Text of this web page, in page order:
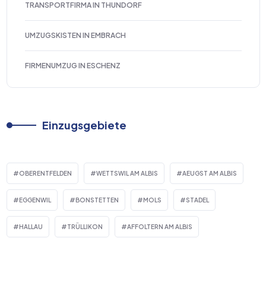
TRANSPORTFIRMA IN THUNDORF
UMZUGSKISTEN IN EMBRACH
FIRMENUMZUG IN ESCHENZ
Einzugsgebiete
OBERENTFELDEN WETTSWIL AM ALBIS AEUGST AM ALBIS
EGGENWIL BONSTETTEN MOLS STADEL
HALLAU TRÜLLIKON AFFOLTERN AM ALBIS